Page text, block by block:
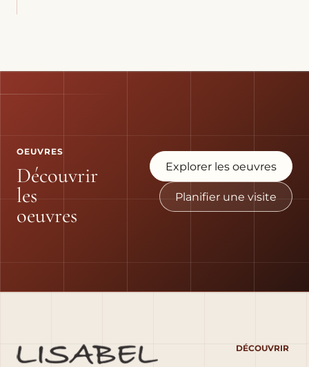
OEUVRES
Découvrir
les
oeuvres
Explorer les oeuvres
Planifier une visite
DÉCOUVRIR